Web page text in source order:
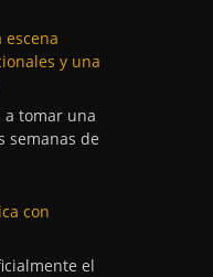
y una
a tomar una
semanas de
con
el